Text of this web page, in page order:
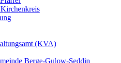
(KVA)
Berge-Gulow-Seddin